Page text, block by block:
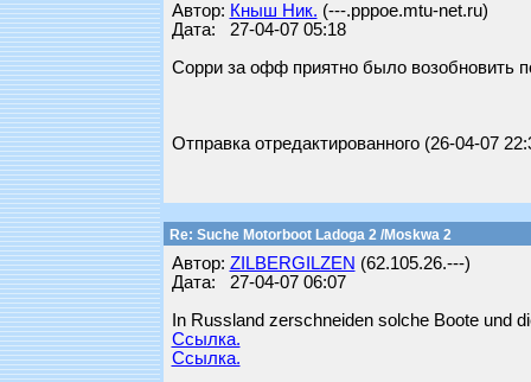
Автор: Кныш Ник. (---.pppoe.mtu-net.ru)
Дата: 27-04-07 05:18
Сорри за офф приятно было возобновить
Отправка отредактированного (26-04-07
Re: Suche Motorboot Ladoga 2 /Moskwa 2
Автор: ZILBERGILZEN (62.105.26.---)
Дата: 27-04-07 06:07
In Russland zerschneiden solche Boote und
Ссылка.
Ссылка.